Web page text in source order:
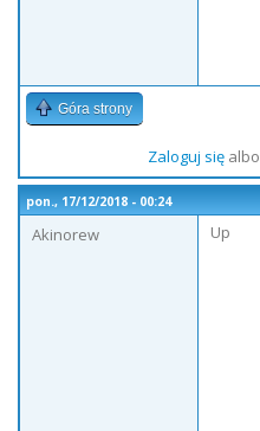
Góra strony
Zaloguj sięalbo
pon., 17/12/2018 - 00:24
Akinorew
Up